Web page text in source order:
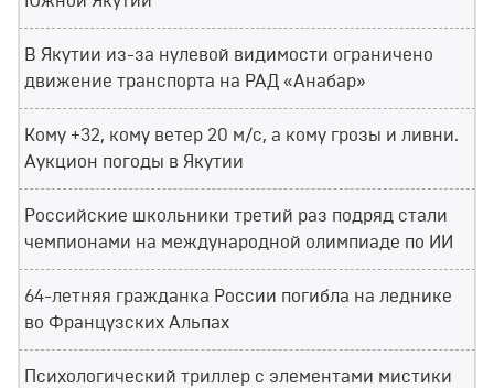
В Якутии из-за нулевой видимости ограничено
движение транспорта на РАД «Анабар»
Кому +32, кому ветер 20 м/с, а кому грозы и ливни.
Аукцион погоды в Якутии
Российские школьники третий раз подряд стали
чемпионами на международной олимпиаде по ИИ
64-летняя гражданка России погибла на леднике
во Французских Альпах
Психологический триллер с элементами мистики